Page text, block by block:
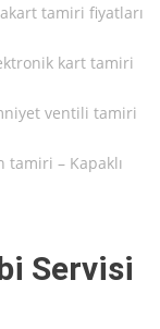
tamiri fiyatları
kart tamiri
ventili tamiri
tamiri – Kapaklı
Servisi